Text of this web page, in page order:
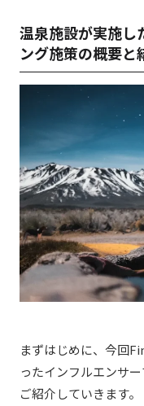
温泉施設が実施し
ング施策の概要と
まずはじめに、今回
ったインフルエンサ
ご紹介していきます。